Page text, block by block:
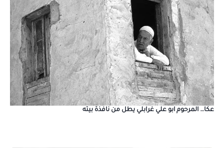
عكا… المرحوم ابو علي غرابلي يطل من نافذة بيته